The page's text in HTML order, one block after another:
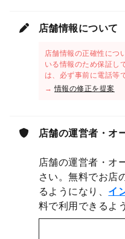
店舗情報について
店舗情報の正確性につ
いる情報のため保証し
は、必ず事前に電話等
→情報の修正を提案
店舗の運営者・オ
店舗の運営者・オ
さい。無料でお店
るようになり、 イ
料で利用できるよ